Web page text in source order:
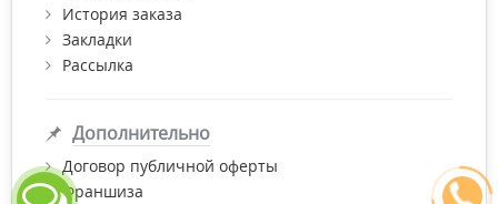
История заказа
Закладки
Рассылка
Дополнительно
Договор публичной оферты
Франшиза